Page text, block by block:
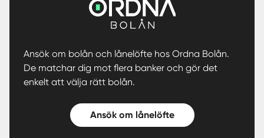
Ansök om bolån och lånelöfte hos Ordna Bolån.
De matchar dig mot flera banker och gör det
enkelt att välja rätt bolån.
Ansök om lånelöfte